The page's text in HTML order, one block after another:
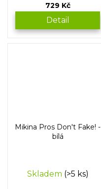
729 Kč
Detail
Mikina Pros Don't Fake! -
bílá
Skladem (>5 ks)